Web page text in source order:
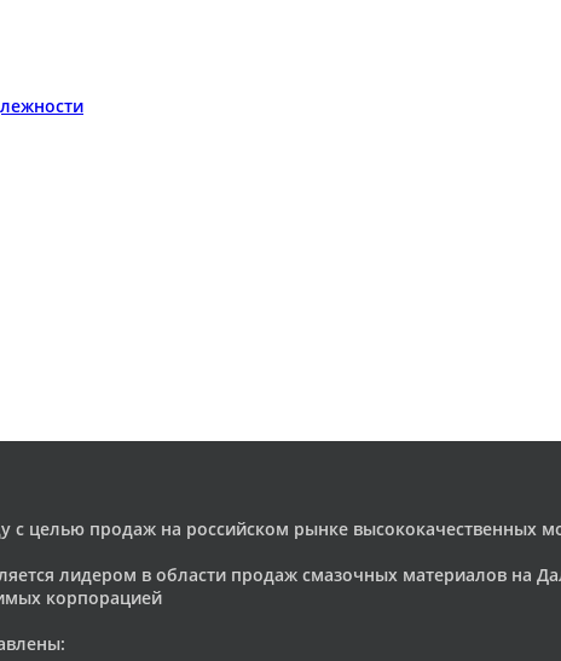
с целью продаж на российском рынке высококачественных
лидером в области продаж смазочных материалов на
корпорацией